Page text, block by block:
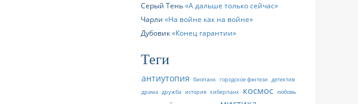
Серый Тень А дальше только сейчас
Чарли На войне как на войне
Дубовик Конец гарантии
Теги
антиутопия биопанк городское фэнтези детектив
драма дружба история киберпанк космос любовь